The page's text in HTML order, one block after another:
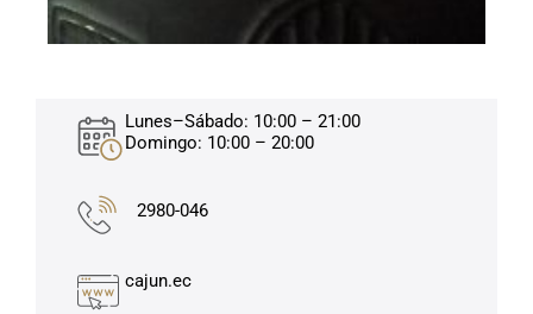
Lunes–Sábado: 10:00 – 21:00
Domingo: 10:00 – 20:00
2980-046
cajun.ec